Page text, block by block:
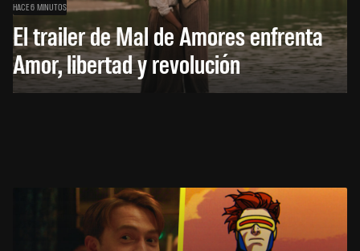
HACE 6 MINUTOS
El trailer de Mal de Amores enfrenta
Amor, libertad y revolución